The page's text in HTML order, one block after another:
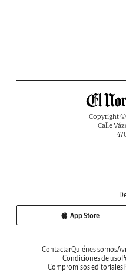
Copyright ©
Calle
App Store
ContactarQuiénes somos
Condiciones de uso
Compromisos editoriales